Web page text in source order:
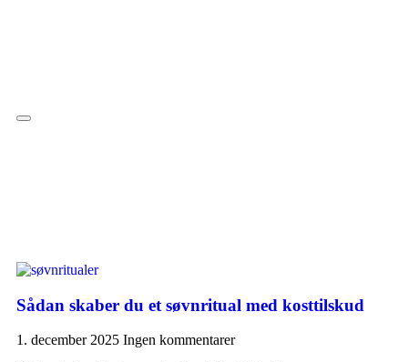
Hamburger Toggle Menu
Sådan skaber du et søvnritual med kosttilskud
1. december 2025 Ingen kommentarer